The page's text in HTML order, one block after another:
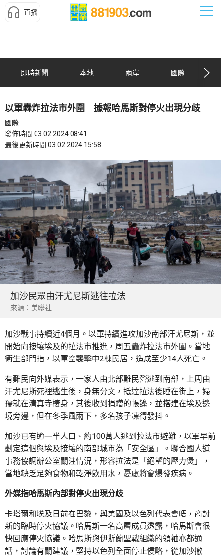
直播
即時新聞 本地 兩岸 國際
以軍轟炸拉法市外圍 據報哈馬斯對停火出現分歧
國際
發佈時間 03.02.2024 08:41
最後更新時間 03.02.2024 15:58
加沙民眾由汗尤尼斯逃往拉法
來源：美聯社
加沙戰事持續近4個月。以軍持續進攻加沙南部汗尤尼斯，並
開始向接壤埃及的拉法市推進，周五轟炸拉法市外圍。當地
衛生部門指，以軍空襲擊中2棟民居，造成至少14人死亡。
有難民向外媒表示，一家人由北部難民營逃到南部，上周由
汗尤尼斯死裡逃生後，身無分文，抵達拉法後睡在街上，婦
孺就在清真寺棲身，其後收到捐贈的帳篷，並搭建在埃及邊
境旁邊，但在冬季風雨下，多名孩子凍得發抖。
加沙已有逾一半人口、約100萬人逃到拉法市避難，以軍早前
劃定這個與埃及接壤的南部城市為「安全區」。聯合國人道
事務協調辦公室關注情況，形容拉法是「絕望的壓力煲」，
當地缺乏足夠食物和乾淨飲用水，憂慮將會爆發疾病。
外媒指哈馬斯內部對停火出現分歧
卡塔爾和埃及日前在巴黎，與美國及以色列代表會晤，商討
新的臨時停火協議。哈馬斯一名高層成員透露，哈馬斯會很
快回應停火協議。哈馬斯與伊斯蘭聖戰組織的領袖亦都通
話，討論有關建議，堅持以色列全面停止侵略，從加沙撤